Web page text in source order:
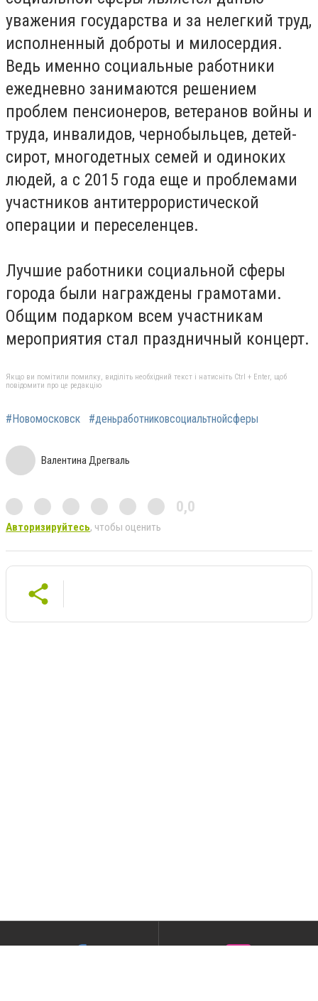
уважения государства и за нелегкий труд,
исполненный доброты и милосердия.
Ведь именно социальные работники
ежедневно занимаются решением
проблем пенсионеров, ветеранов войны и
труда, инвалидов, чернобыльцев, детей-
сирот, многодетных семей и одиноких
людей, а с 2015 года еще и проблемами
участников антитеррористической
операции и переселенцев.
Лучшие работники социальной сферы
города были награждены грамотами.
Общим подарком всем участникам
мероприятия стал праздничный концерт.
Якщо ви помітили помилку, виділіть необхідний текст і натисніть Ctrl + Enter, щоб
повідомити про це редакцію
#Новомосковск #деньработниковсоциальтнойсферы
Валентина Дрегваль
0,0
Авторизируйтесь, чтобы оценить